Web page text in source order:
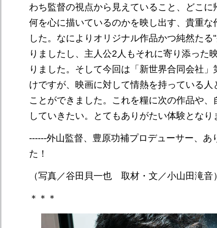
わち監督の視点から見えていること、どこに
何を心に描いているのかを映し出す、貴重な
した。なによりオリジナル作品かつ純然た
りましたし、主人公2人もそれに寄り添った
りました。そして今回は「新世界合同会社
けですが、映画に対して情熱を持っている人
ことができました。これを糧に次の作品や、
していきたい。とてもありがたい体験となり
------外山監督、豊原功補プロデューサー、あ
た！
（写真／谷田貝一也 取材・文／小山田滝音
＊＊＊